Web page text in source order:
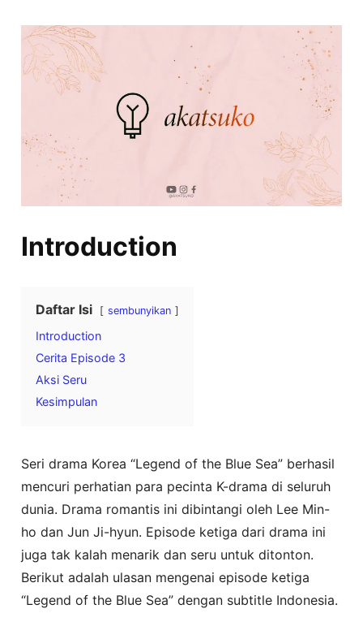
Introduction
Daftar Isi sembunyikan
Introduction
Cerita Episode 3
Aksi Seru
Kesimpulan
Seri drama Korea “Legend of the Blue Sea” berhasil
mencuri perhatian para pecinta K-drama di seluruh
dunia. Drama romantis ini dibintangi oleh Lee Min-
ho dan Jun Ji-hyun. Episode ketiga dari drama ini
juga tak kalah menarik dan seru untuk ditonton.
Berikut adalah ulasan mengenai episode ketiga
“Legend of the Blue Sea” dengan subtitle Indonesia.